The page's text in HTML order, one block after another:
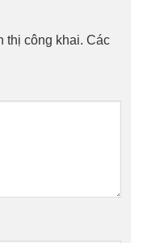
thị công khai. Các